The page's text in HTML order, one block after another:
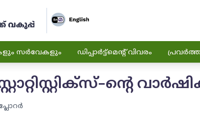
സർവേകളും ഡിപ്പാർട്ട്മെന്റ് വിവരം
ന്റെ